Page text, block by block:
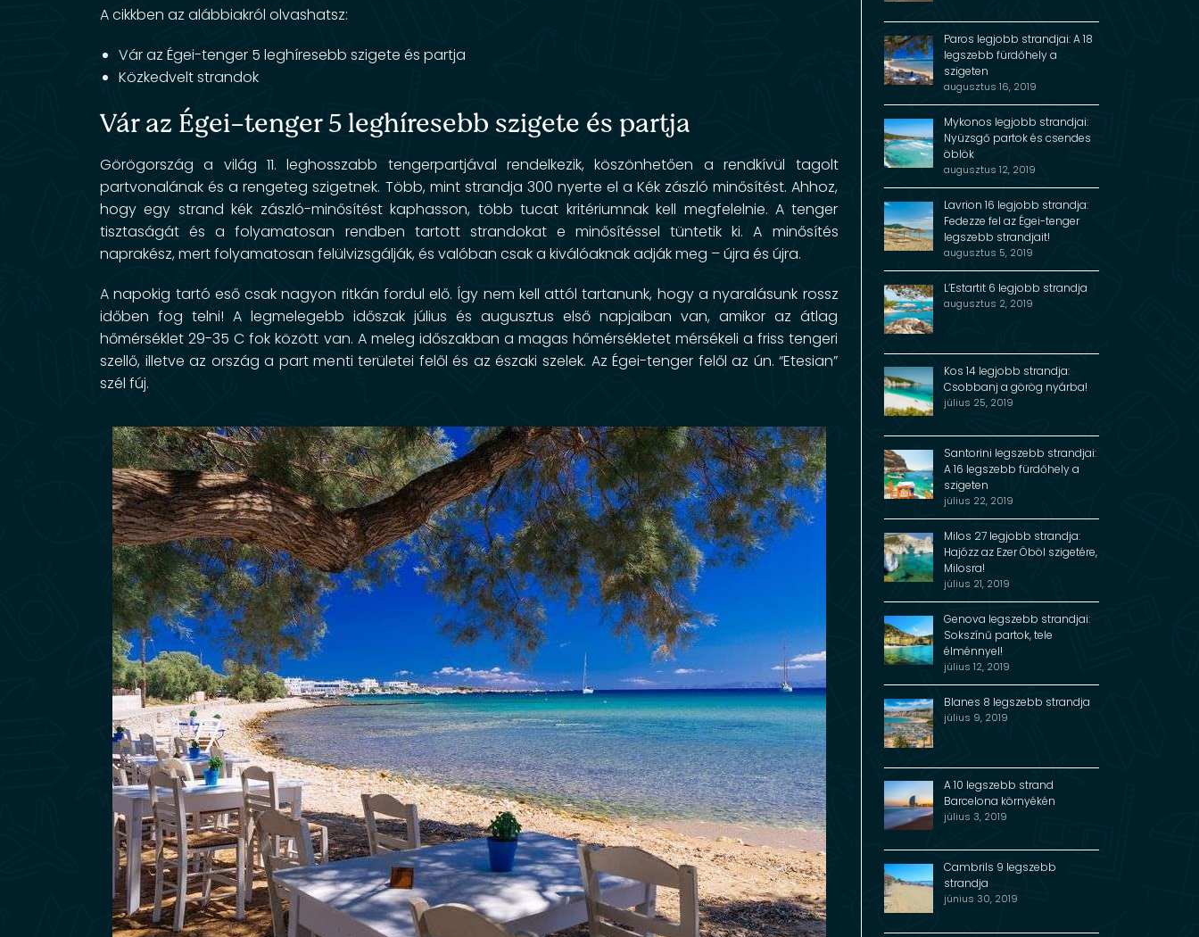
A cikkben az alábbiakról olvashatsz:
Vár az Égei-tenger 5 leghíresebb szigete és partja
Közkedvelt strandok
Vár az Égei-tenger 5 leghíresebb szigete és partja
Görögország a világ 11. leghosszabb tengerpartjával rendelkezik, köszönhetően a rendkívül tagolt
partvonalának és a rengeteg szigetnek. Több, mint strandja 300 nyerte el a Kék zászló minősítést. Ahhoz,
hogy egy strand kék zászló-minősítést kaphasson, több tucat kritériumnak kell megfelelnie. A tenger
tisztaságát és a folyamatosan rendben tartott strandokat e minősítéssel tüntetik ki. A minősítés
naprakész, mert folyamatosan felülvizsgálják, és valóban csak a kiválóaknak adják meg – újra és újra.
A napokig tartó eső csak nagyon ritkán fordul elő. Így nem kell attól tartanunk, hogy a nyaralásunk rossz
időben fog telni! A legmelegebb időszak július és augusztus első napjaiban van, amikor az átlag
hőmérséklet 29-35 C fok között van. A meleg időszakban a magas hőmérsékletet mérsékeli a friss tengeri
szellő, illetve az ország a part menti területei felől és az északi szelek. Az Égei-tenger felől az ún. “Etesian”
szél fúj.
Paros legjobb strandjai: A 18
legszebb fürdőhely a
szigeten
augusztus 16, 2019
Mykonos legjobb strandjai:
Nyüzsgő partok és csendes
öblök
augusztus 12, 2019
Lavrion 16 legjobb strandja:
Fedezze fel az Égei-tenger
legszebb strandjait!
augusztus 5, 2019
L’Estartit 6 legjobb strandja
augusztus 2, 2019
Kos 14 legjobb strandja:
Csobbanj a görög nyárba!
július 25, 2019
Santorini legszebb strandjai:
A 16 legszebb fürdőhely a
szigeten
július 22, 2019
Milos 27 legjobb strandja:
Hajózz az Ezer Öböl szigetére,
Milosra!
július 21, 2019
Genova legszebb strandjai:
Sokszínű partok, tele
élménnyel!
július 12, 2019
Blanes 8 legszebb strandja
július 9, 2019
A 10 legszebb strand
Barcelona környékén
július 3, 2019
Cambrils 9 legszebb
strandja
június 30, 2019